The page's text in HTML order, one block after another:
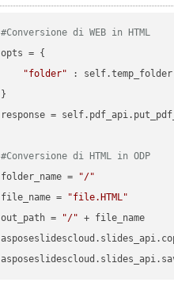
#Conversione di WEB in HTML
opts = {
"folder" : self.temp_folder
}
response =
#Conversione di HTML in ODP
folder_name =
"/"
file_name =
"file.HTML"
out_path =
"/" + file_name